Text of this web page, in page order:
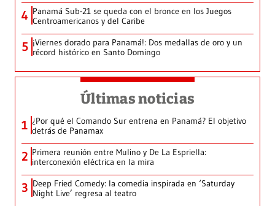
4 Panamá Sub-21 se queda con el bronce en los Juegos
Centroamericanos y del Caribe
5 ¡Viernes dorado para Panamá!: Dos medallas de oro y un
récord histórico en Santo Domingo
Últimas noticias
1 ¿Por qué el Comando Sur entrena en Panamá? El objetivo
detrás de Panamax
2 Primera reunión entre Mulino y De La Espriella:
interconexión eléctrica en la mira
3 Deep Fried Comedy: la comedia inspirada en ‘Saturday
Night Live’ regresa al teatro